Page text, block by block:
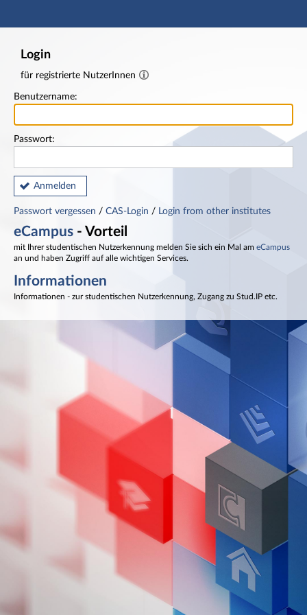
Hauptnavigation
Login
für registrierte NutzerInnen
Benutzername:
Passwort:
Anmelden
Passwort vergessen / CAS-Login / Login from other institutes
eCampus - Vorteil
mit Ihrer studentischen Nutzerkennung melden Sie sich ein Mal am eCampus
an und haben Zugriff auf alle wichtigen Services.
Informationen
Informationen - zur studentischen Nutzerkennung, Zugang zu Stud.IP etc.